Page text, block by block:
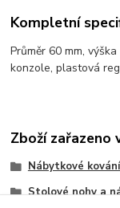
Kompletní
Průměr 60 mm,
konzole, plastová
Zboží zařazeno
Nábytkové kování
Stolové nohy a